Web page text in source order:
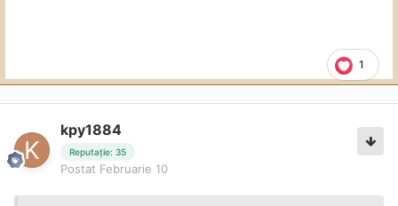
1
kpy1884
Reputație: 35
Postat Februarie 10